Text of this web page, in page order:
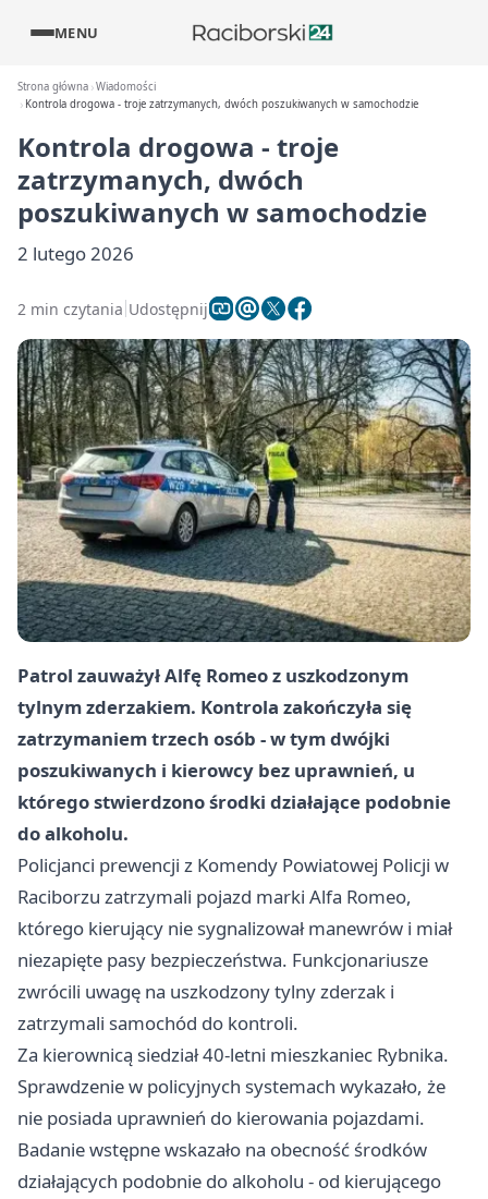
MENU
Strona główna Wiadomości
Kontrola drogowa - troje zatrzymanych, dwóch poszukiwanych w samochodzie
Kontrola drogowa - troje
zatrzymanych, dwóch
poszukiwanych w samochodzie
2 lutego 2026
2 min czytania Udostępnij
Patrol zauważył Alfę Romeo z uszkodzonym
tylnym zderzakiem. Kontrola zakończyła się
zatrzymaniem trzech osób - w tym dwójki
poszukiwanych i kierowcy bez uprawnień, u
którego stwierdzono środki działające podobnie
do alkoholu.
Policjanci prewencji z Komendy Powiatowej Policji w
Raciborzu zatrzymali pojazd marki Alfa Romeo,
którego kierujący nie sygnalizował manewrów i miał
niezapięte pasy bezpieczeństwa. Funkcjonariusze
zwrócili uwagę na uszkodzony tylny zderzak i
zatrzymali samochód do kontroli.
Za kierownicą siedział 40-letni mieszkaniec Rybnika.
Sprawdzenie w policyjnych systemach wykazało, że
nie posiada uprawnień do kierowania pojazdami.
Badanie wstępne wskazało na obecność środków
działających podobnie do alkoholu - od kierującego